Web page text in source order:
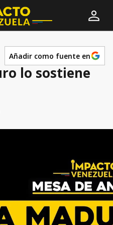
Añadir como fuente en
lo sostiene